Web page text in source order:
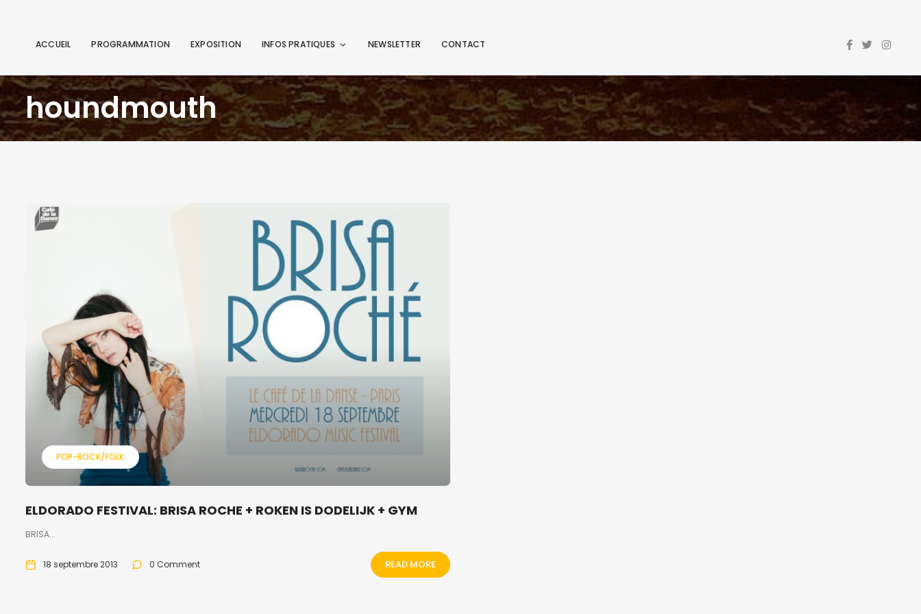
ACCUEIL PROGRAMMATION EXPOSITION INFOS PRATIQUES NEWSLETTER CONTACT
houndmouth
POP-ROCK/FOLK
ELDORADO FESTIVAL: BRISA ROCHE + ROKEN IS DODELIJK + GYM
BRISA...
18 septembre 2013 0 Comment READ MORE